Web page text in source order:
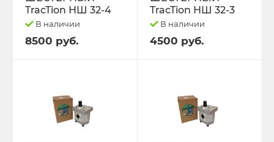
TracTion НШ 32-4
В наличии
8500 руб.
TracTion НШ 32-3
В наличии
4500 руб.
РАСПЫЛИТЕЛИ,шайбы медные.
РЕЗИНА,диски.
ЯМЗ-236.238.240 Ярославль.